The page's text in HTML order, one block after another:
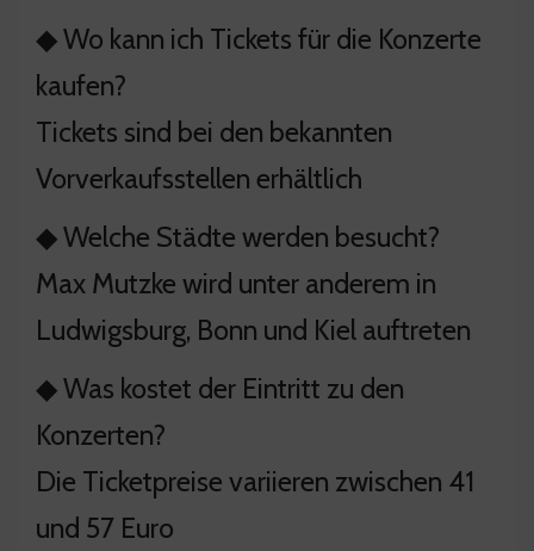
◆ Wo kann ich Tickets für die Konzerte
kaufen?
Tickets sind bei den bekannten
Vorverkaufsstellen erhältlich
◆ Welche Städte werden besucht?
Max Mutzke wird unter anderem in
Ludwigsburg, Bonn und Kiel auftreten
◆ Was kostet der Eintritt zu den
Konzerten?
Die Ticketpreise variieren zwischen 41
und 57 Euro